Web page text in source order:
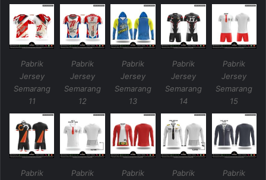
Pabrik
Jersey
Semarang
11
Pabrik
Jersey
Semarang
12
Pabrik
Jersey
Semarang
13
Pabrik
Jersey
Semarang
14
Pabrik
Jersey
Semarang
15
Pabrik
Pabrik
Pabrik
Pabrik
Pabrik